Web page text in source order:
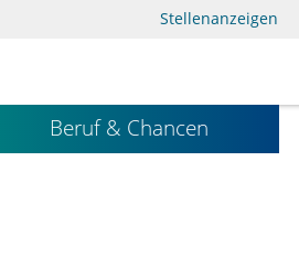
Stellenanzeigen
Beruf & Chancen